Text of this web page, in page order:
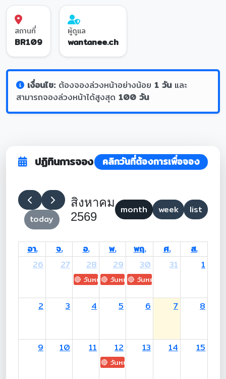
สถานที่
BR109
ผู้ดูแล
wantanee.ch
เงื่อนไข:ต้องจองล่วงหน้าอย่างน้อย 1 วันและ
สามารถจองล่วงหน้าได้สูงสุด 100 วัน
ปฏิทินการจอง คลิกวันที่ต้องการเพื่อจอง
today
สิงหาคม
2569
month week list
อา. จ. อ. พ. พฤ. ศ.
ส.
26
27 28
🔴 วันหยุด: H.M. King Maha Vajiralongkorn's
29
🔴 วันหยุด: Asanha Bucha Day
30
🔴 วันหยุด: Buddhist Lent
31 1
2 3 4 5 6 7 8
9 10 11 12
🔴 วันหยุด: H.M. Queen Sirikit The
13 14 15